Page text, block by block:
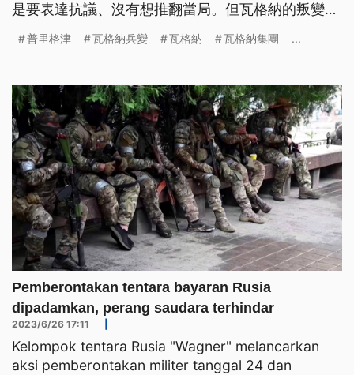
是要表達抗議、沒有想推翻當局。但瓦格納的叛變餘
俄戰爭的事態發展也感到不安。
普里格津 瓦格納兵變 瓦格納 瓦格納集團 ...
Pemberontakan tentara bayaran Rusia
dipadamkan, perang saudara terhindar
2023/6/26 17:11
Kelompok tentara Rusia "Wagner" melancarkan
aksi pemberontakan militer tanggal 24 dan